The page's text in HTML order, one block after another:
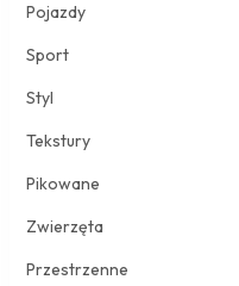
Pojazdy
Sport
Styl
Tekstury
Pikowane
Zwierzęta
Przestrzenne